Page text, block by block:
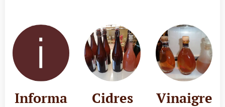
Informa
Cidres
Vinaigre